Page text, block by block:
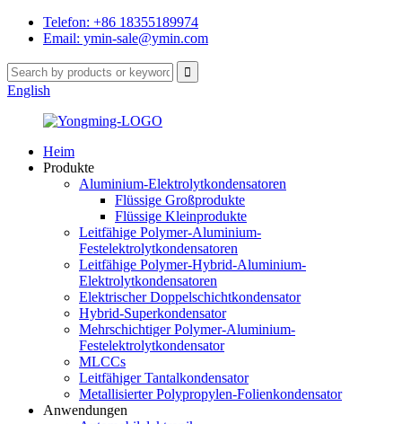
Telefon: +86 18355189974
Email: ymin-sale@ymin.com
English
Heim
Produkte
Aluminium-Elektrolytkondensatoren
Flüssige Großprodukte
Flüssige Kleinprodukte
Leitfähige Polymer-Aluminium-
Festelektrolytkondensatoren
Leitfähige Polymer-Hybrid-Aluminium-
Elektrolytkondensatoren
Elektrischer Doppelschichtkondensator
Hybrid-Superkondensator
Mehrschichtiger Polymer-Aluminium-
Festelektrolytkondensator
MLCCs
Leitfähiger Tantalkondensator
Metallisierter Polypropylen-Folienkondensator
Anwendungen